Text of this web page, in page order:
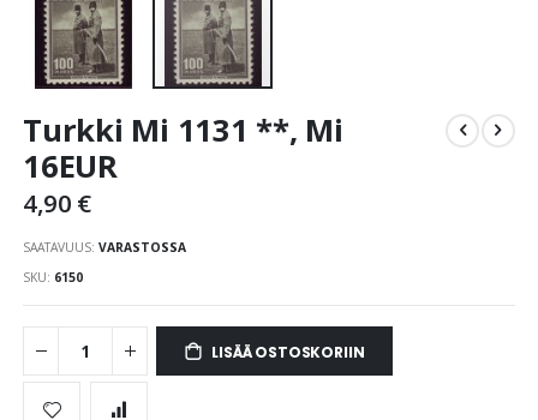
to
beginning
of
images
gallery
Turkki Mi 1131 **, Mi
16EUR
4,90 €
SAATAVUUS: VARASTOSSA
SKU 6150
LISÄÄ OSTOSKORIIN